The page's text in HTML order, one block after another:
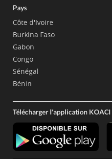
Pays
Côte d'Ivoire
Burkina Faso
Gabon
Congo
Sénégal
Bénin
Télécharger l'application KOACI